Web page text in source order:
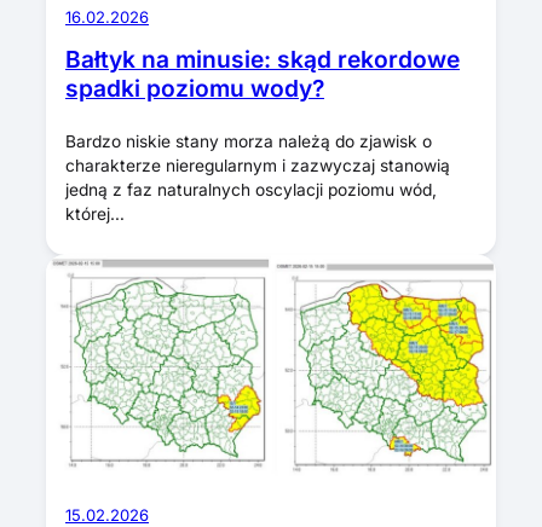
16.02.2026
Bałtyk na minusie: skąd rekordowe
spadki poziomu wody?
Bardzo niskie stany morza należą do zjawisk o
charakterze nieregularnym i zazwyczaj stanowią
jedną z faz naturalnych oscylacji poziomu wód,
której…
15.02.2026